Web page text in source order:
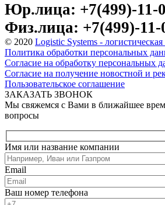
Юр.лица: +7(499)-11-
Физ.лица: +7(499)-11-
© 2020 Logistic Systems -
Политика обработки персональных
Согласие на обработку персональных
Согласие на получение новостной и
Пользовательское соглашение
ЗАКАЗАТЬ ЗВОНОК
Мы свяжемся с Вами в ближайшее
вопросы
Имя или название компании
Email
Ваш номер телефона